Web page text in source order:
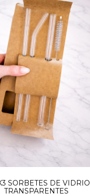
SORBETES DE VIDRIO
TRANSPARENTES